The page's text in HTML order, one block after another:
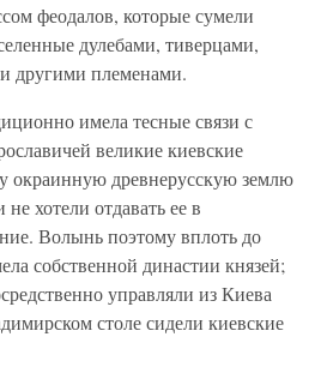
феодалов, которые сумели
дулебами, тиверцами,
другими племенами.
имела тесные связи с
великие киевские
окраинную древнерусскую землю
хотели отдавать ее в
Волынь поэтому вплоть до
собственной династии князей;
управляли из Киева
столе сидели киевские